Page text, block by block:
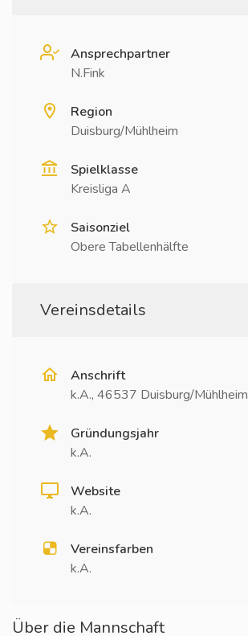
Ansprechpartner
N.Fink
Region
Duisburg/Mühlheim
Spielklasse
Kreisliga A
Saisonziel
Obere Tabellenhälfte
Vereinsdetails
Anschrift
k.A., 46537 Duisburg/Mühlheim
Gründungsjahr
k.A.
Website
k.A.
Vereinsfarben
k.A.
Über die Mannschaft